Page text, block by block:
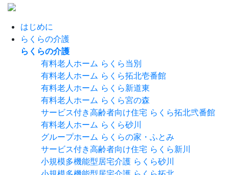
はじめに
らくらの介護
らくらの介護
有料老人ホーム らくら当別
有料老人ホーム らくら拓北壱番館
有料老人ホーム らくら新道東
有料老人ホーム らくら宮の森
サービス付き高齢者向け住宅 らくら拓北弐番館
有料老人ホーム らくら砂川
グループホーム らくらの家・ふとみ
サービス付き高齢者向け住宅 らくら新川
小規模多機能型居宅介護 らくら砂川